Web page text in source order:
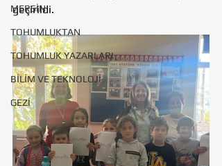
MERSİN
TOHUMLUKTAN
TOHUMLUK YAZARLARI
BİLİM VE TEKNOLOJİ
GEZİ
geçirildi.